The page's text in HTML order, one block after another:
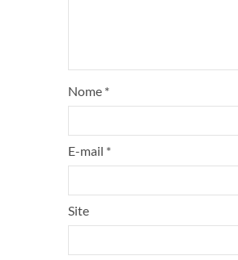
Nome *
E-mail *
Site